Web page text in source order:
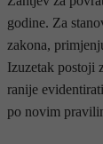
godine. Za
zakona,
Izuzetak postoji
ranije
po novim